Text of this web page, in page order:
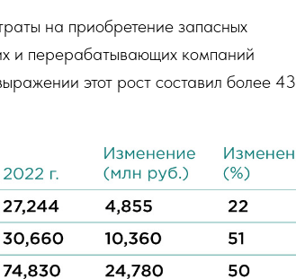
на приобретение запасных
и перерабатывающих компаний
этот рост составил более 43